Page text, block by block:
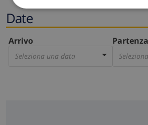
Date
Arrivo
Seleziona una data
Partenza